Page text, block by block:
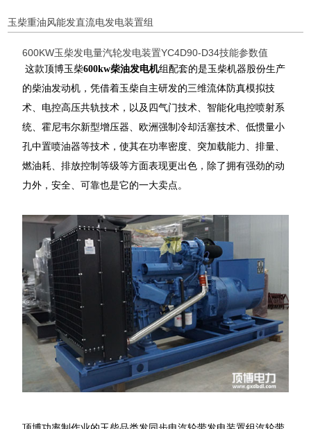
玉柴重油风能发直流电发电装置组
600KW玉柴发电量汽轮发电装置YC4D90-D34技能参数值
这款顶博玉柴600kw柴油发电机组配套的是玉柴机器股份生产
的柴油发动机，凭借着玉柴自主研发的三维流体防真模拟技
术、电控高压共轨技术，以及四气门技术、智能化电控喷射系
统、霍尼韦尔新型增压器、欧洲强制冷却活塞技术、低惯量小
孔中置喷油器等技术，使其在功率密度、突加载能力、排量、
燃油耗、排放控制等级等方面表现更出色，除了拥有强劲的动
力外，安全、可靠也是它的一大卖点。